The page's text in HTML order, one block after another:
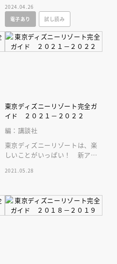
最新情報をお届け！
2024.04.26
電子あり
試し読み
東京ディズニーリゾート完全ガ
イド ２０２１－２０２２
編：講談社
東京ディズニーリゾートは、楽
しいことがいっぱい！ 新アト
ントなど最新情報をお届けいた
2021.05.28